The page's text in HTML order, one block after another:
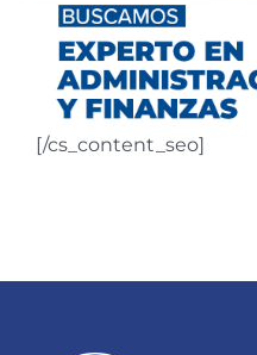
[/cs_content_seo]